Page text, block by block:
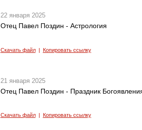
22 января 2025
Отец Павел Поздин - Астрология
Скачать файл| Копировать ссылку
21 января 2025
Отец Павел Поздин - Праздник
Скачать файл| Копировать ссылку